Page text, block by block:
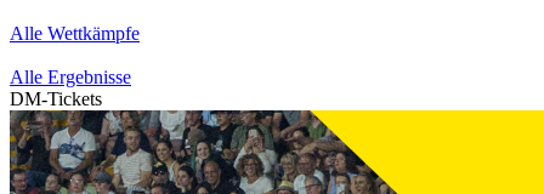
Alle Wettkämpfe
Alle Ergebnisse
DM-Tickets